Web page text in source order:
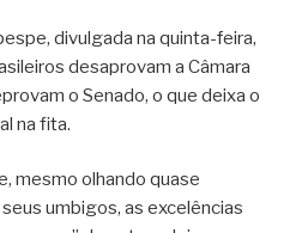
divulgada na quinta-feira,
desaprovam a Câmara
o Senado, o que deixa o
na fita.
mesmo olhando quase
umbigos, as excelências